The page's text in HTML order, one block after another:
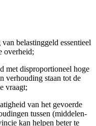
belastinggeld essentieel
overheid;
met disproportioneel hoge
verhouding staan tot de
vraagt;
van het gevoerde
tussen (middelen-
kan helpen beter te